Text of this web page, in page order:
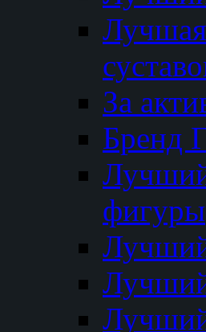
За
Бренд
Лучший
фигуры